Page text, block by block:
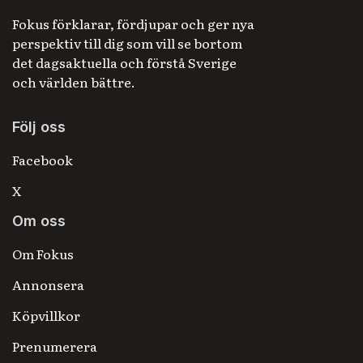
Fokus förklarar, fördjupar och ger nya
perspektiv till dig som vill se bortom
det dagsaktuella och förstå Sverige
och världen bättre.
Följ oss
Facebook
X
Om oss
Om Fokus
Annonsera
Köpvillkor
Prenumerera